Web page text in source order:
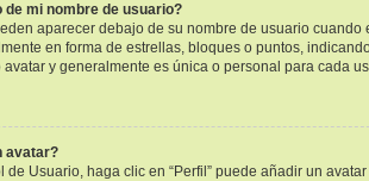
de mi nombre de usuario?
aparecer debajo de su nombre de usuario
en forma de estrellas, bloques o puntos,
y generalmente es única o personal para cada
avatar?
de Usuario, haga clic en “Perfil” puede añadir un